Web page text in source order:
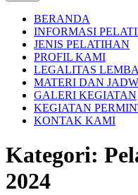
BERANDA
INFORMASI
JENIS PELATIHAN
PROFIL KAMI
LEGALITAS
MATERI DAN
GALERI KEGIATAN
KEGIATAN
KONTAK KAMI
Kategori:
2024